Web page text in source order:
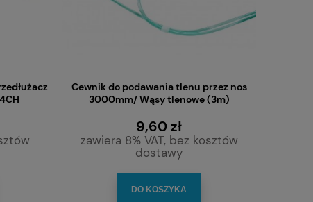
Apaszka osłonowa otwór
tracheostomijny, biała, 100% bawełna
Cewnik do podawania tlenu przez nos
3000mm/ Wąsy tlenowe (3m)
9,60 zł
zawiera 8% VAT, bez kosztów
dostawy
DO KOSZYKA